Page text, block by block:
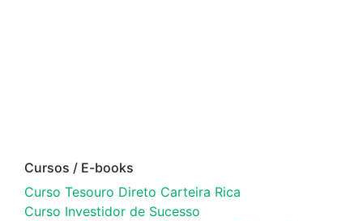
Cursos / E-books
Curso Tesouro Direto Carteira Rica
Curso Investidor de Sucesso